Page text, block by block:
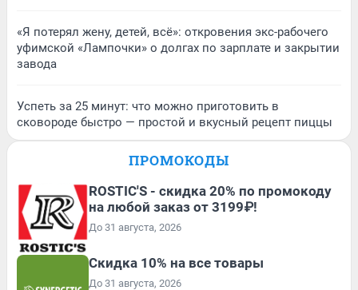
«Я потерял жену, детей, всё»: откровения экс-рабочего
уфимской «Лампочки» о долгах по зарплате и закрытии
завода
Успеть за 25 минут: что можно приготовить в
сковороде быстро — простой и вкусный рецепт пиццы
ПРОМОКОДЫ
ROSTIC'S - скидка 20% по промокоду
на любой заказ от 3199₽!
До 31 августа, 2026
Скидка 10% на все товары
До 31 августа, 2026